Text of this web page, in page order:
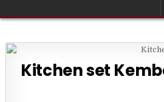
Kitchen set